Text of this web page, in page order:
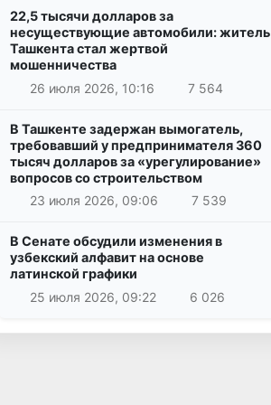
22,5 тысячи долларов за
несуществующие автомобили: житель
Ташкента стал жертвой
мошенничества
26 июля 2026, 10:16
7 564
В Ташкенте задержан вымогатель,
требовавший у предпринимателя 360
тысяч долларов за «урегулирование»
вопросов со строительством
23 июля 2026, 09:06
7 539
В Сенате обсудили изменения в
узбекский алфавит на основе
латинской графики
25 июля 2026, 09:22
6 026